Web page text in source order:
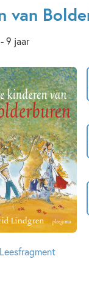
van
9 jaar
Leesfragment